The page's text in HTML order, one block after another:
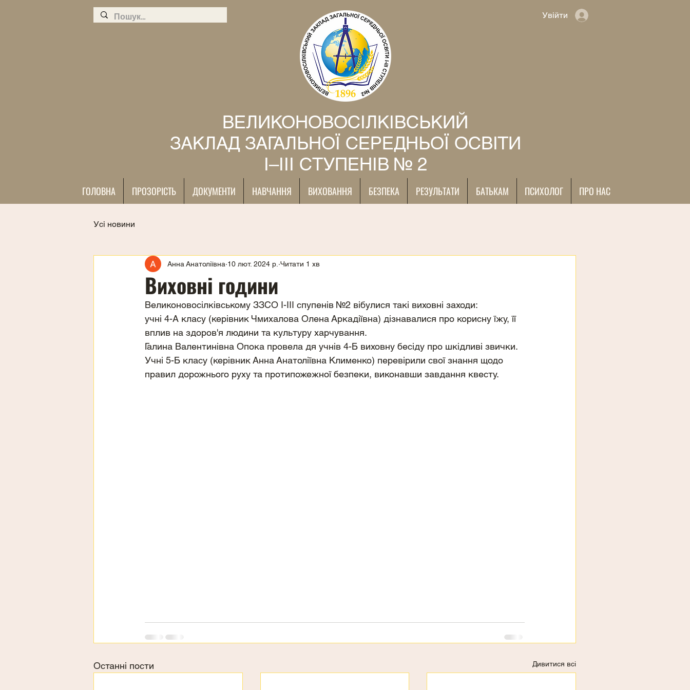
Увійти
ВЕЛИКОНОВОСІЛКІВСЬКИЙ
ЗАКЛАД ЗАГАЛЬНОЇ СЕРЕДНЬОЇ ОСВІТИ
І–ІІІ СТУПЕНІВ № 2
ГОЛОВНА ПРОЗОРІСТЬ ДОКУМЕНТИ НАВЧАННЯ ВИХОВАННЯ БЕЗПЕКА РЕЗУЛЬТАТИ БАТЬКАМ ПСИХОЛОГ ПРО НАС
Усі новини
Виховні години
Анна Анатоліївна 10 лют. 2024 р. Читати 1 хв
Великоновосілківському ЗЗСО І-ІІІ спупенів №2 вібулися такі виховні заходи:
учні 4-А класу (керівник Чмихалова Олена Аркадіївна) дізнавалися про корисну їжу, її
вплив на здоров'я людини та культуру харчування.
Галина Валентинівна Опока провела дя учнів 4-Б виховну бесіду про шкідливі звички.
Учні 5-Б класу (керівник Анна Анатоліївна Клименко) перевірили свої знання щодо
правил дорожнього руху та протипожежної безпеки, виконавши завдання квесту.
Останні пости Дивитися всі